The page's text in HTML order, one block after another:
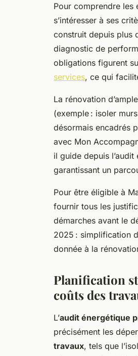
Pour comprendre les
s’intéresser à ses
construit depuis plus
diagnostic de
obligations figurent
services, ce qui
La rénovation
(exemple : isoler
désormais encadrés
avec Mon
il guide depuis
garantissant un
Pour être éligible à
fournir tous les
démarches avant le
2025 : simplification
donnée à la
Planification
coûts des
L’audit énergétique
précisément les
travaux, tels que